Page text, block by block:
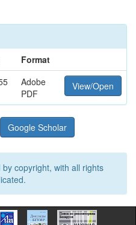
Format
Adobe
PDF
View/Open
Google Scholar
copyright, with all rights